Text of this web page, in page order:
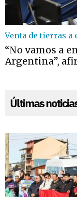
Venta de tierras a
“No vamos a
Argentina”,
Últimas